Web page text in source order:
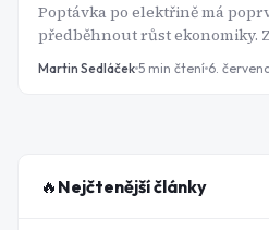
Poptávka po elektřině má
předběhnout růst ekonomiky.
jediný kov - a jeho největší
Martin Sedláček 5 min čtení 6.
🔥 Nejčtenější články